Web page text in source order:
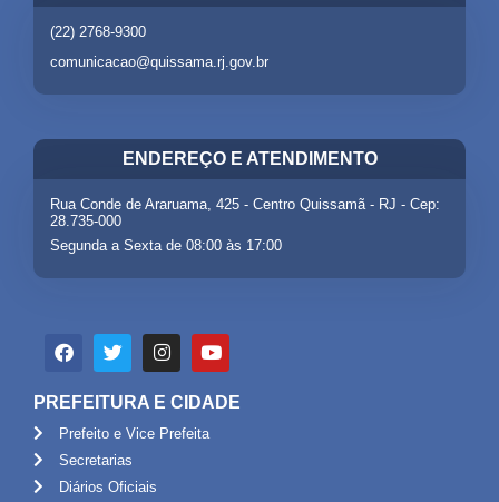
(22) 2768-9300
comunicacao@quissama.rj.gov.br
ENDEREÇO E ATENDIMENTO
Rua Conde de Araruama, 425 - Centro Quissamã - RJ - Cep:
28.735-000
Segunda a Sexta de 08:00 às 17:00
PREFEITURA E CIDADE
Prefeito e Vice Prefeita
Secretarias
Diários Oficiais